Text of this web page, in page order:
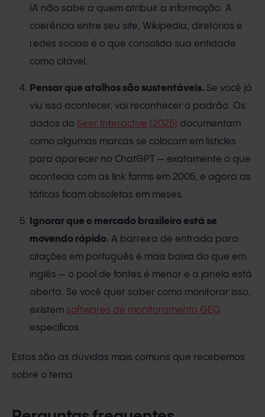
IA não sabe a quem atribuir a informação. A
coerência entre seu site, Wikipedia, diretórios e
redes sociais é o que consolida sua entidade
como citável.
Pensar que atalhos são sustentáveis. Se você já
viu isso acontecer, vai reconhecer o padrão. Os
dados do Seer Interactive (2025) documentam
como algumas marcas se colocam em listicles
para aparecer no ChatGPT — exatamente o que
acontecia com as link farms em 2005, e agora as
táticas ficam obsoletas em meses.
Ignorar que o mercado brasileiro está se
movendo rápido. A barreira de entrada para
citações em português é mais baixa do que em
inglês — o pool de fontes é menor e a janela está
aberta. Se você quer saber como monitorar isso,
existem softwares de monitoramento GEO
específicos.
Estas são as dúvidas mais comuns que recebemos
sobre o tema.